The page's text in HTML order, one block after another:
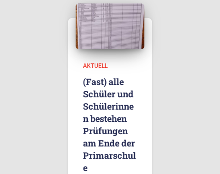
AKTUELL
(Fast) alle
Schüler und
Schülerinne
n bestehen
Prüfungen
am Ende der
Primarschul
e